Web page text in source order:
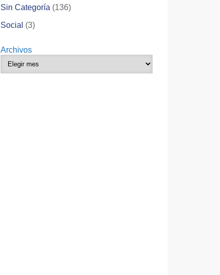
Sin Categoría (136)
Social (3)
Archivos